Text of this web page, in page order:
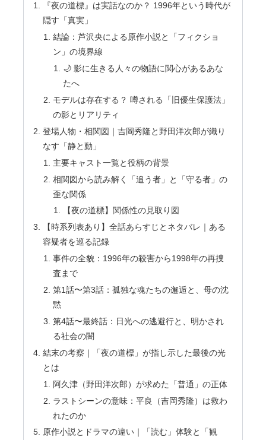
『夜の道標』は実話なのか？ 1996年という時代が
隠す「真実」
結論：芦沢央による原作小説と「フィクショ
ン」の境界線
🌙 影に生きる人々の物語に関心があるあな
たへ
モデルは存在する？ 噂される「旧優生保護法」
の影とリアリティ
登場人物・相関図｜吉岡秀隆と野田洋次郎が織り
なす「静と動」
主要キャスト一覧と役柄の背景
相関図から読み解く「追う者」と「守る者」の
歪な関係
【夜の道標】関係性の見取り図
【時系列表あり】全話あらすじとネタバレ｜ある
容疑者を巡る記録
事件の全貌：1996年の殺害から1998年の再捜
査まで
第1話〜第3話：孤独な魂たちの邂逅と、母の沈
黙
第4話〜最終話：日光への逃避行と、明かされ
る社会の闇
結末の考察｜「夜の道標」が指し示した最後の光
とは
阿久津（野田洋次郎）が求めた「普通」の正体
ラストシーンの意味：平良（吉岡秀隆）は救わ
れたのか
原作小説とドラマの違い｜「読む」体験と「観